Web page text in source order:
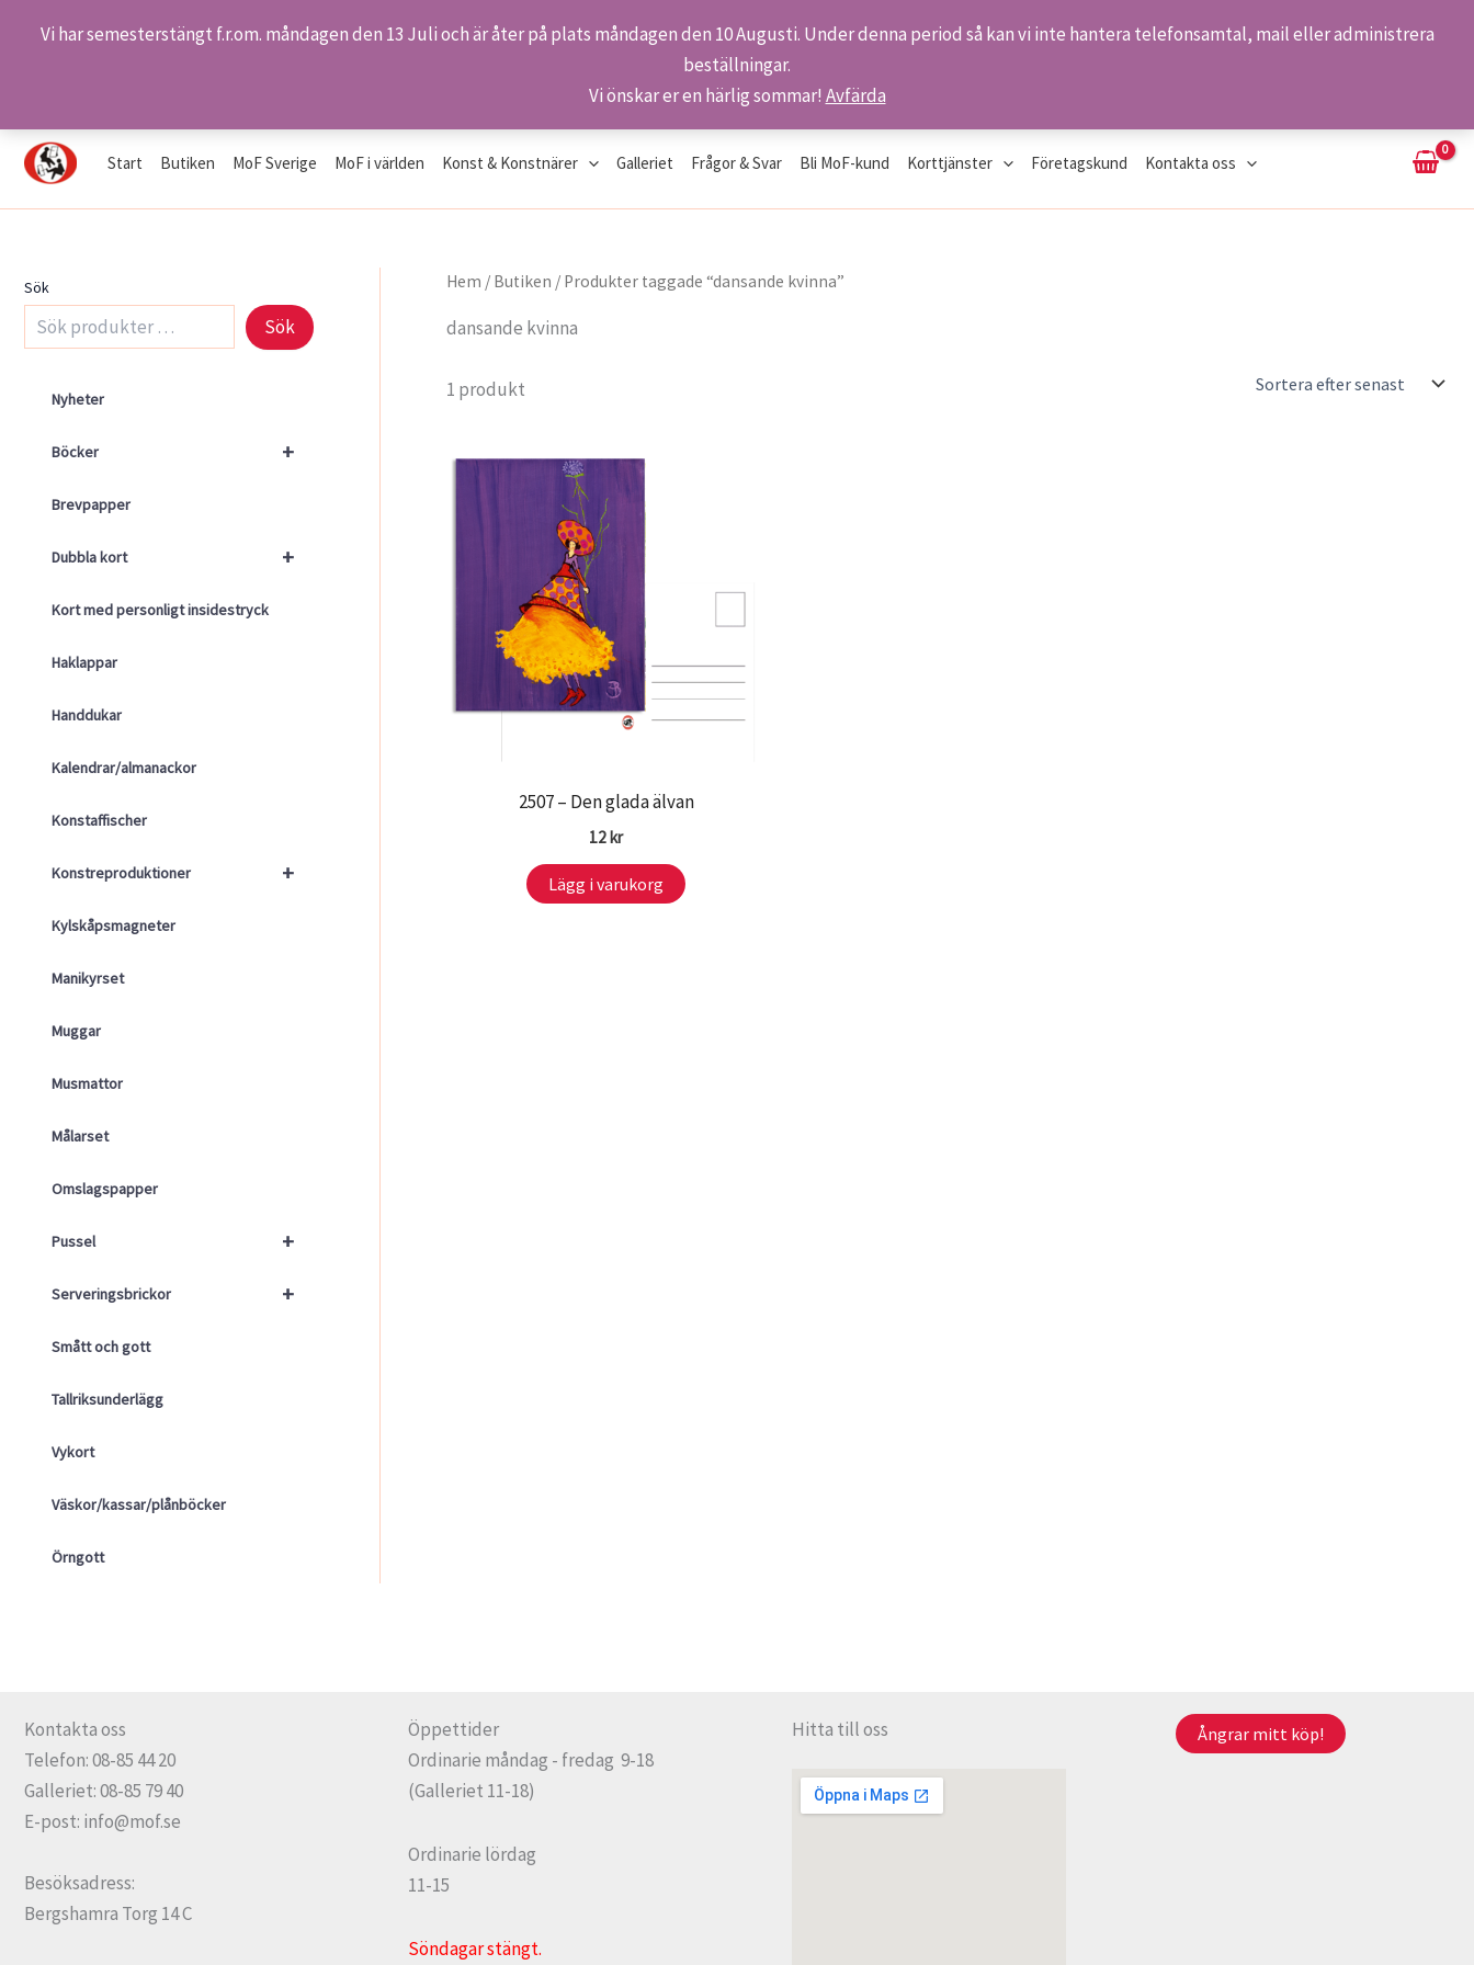
Vi har semesterstängt f.r.om. måndagen den 13 Juli och är åter på plats måndagen den 10 Augusti. Under denna period så kan vi inte hantera telefonsamtal, mail eller administrera
beställningar.
Vi önskar er en härlig sommar! Avfärda
innehåll
Start Butiken MoF Sverige MoF i världen Konst & Konstnärer Galleriet Frågor & Svar Bli MoF-kund Korttjänster Företagskund Kontakta oss
Sök
Sök
Nyheter
+
Böcker
Brevpapper
+
Dubbla kort
Kort med personligt insidestryck
Haklappar
Handdukar
Kalendrar/almanackor
Konstaffischer
+
Konstreproduktioner
Kylskåpsmagneter
Manikyrset
Muggar
Musmattor
Målarset
Omslagspapper
+
Pussel
+
Serveringsbrickor
Smått och gott
Tallriksunderlägg
Vykort
Väskor/kassar/plånböcker
Örngott
Hem / Butiken / Produkter taggade “dansande kvinna”
dansande kvinna
1 produkt
2507 – Den glada älvan
12kr
Lägg i varukorg
Kontakta oss
Telefon: 08-85 44 20
Galleriet: 08-85 79 40
E-post: info@mof.se
Besöksadress:
Bergshamra Torg 14 C
Öppettider
Ordinarie måndag - fredag 9-18
(Galleriet 11-18)
Ordinarie lördag
11-15
Söndagar stängt.
Hitta till oss Ångrar mitt köp!